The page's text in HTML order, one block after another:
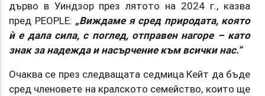
дърво в Уиндзор през лятото на 2024 г., казва
пред PEOPLE: „Виждаме я сред природата, която
ѝ е дала сила, с поглед, отправен нагоре – като
знак за надежда и насърчение към всички нас.“
Очаква се през следващата седмица Кейт да бъде
сред членовете на кралското семейство, които ще